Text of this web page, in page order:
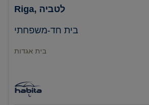
Riga, לטביה
בית חד-משפחתי
בית אגדות